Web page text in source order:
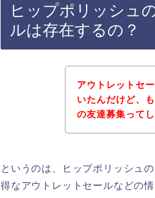
ヒップポリッシュ
ルは存在するの？
アウトレットセ
いたんだけど、
の友達募集って
というのは、ヒップポリッシュ
得なアウトレットセールなどの